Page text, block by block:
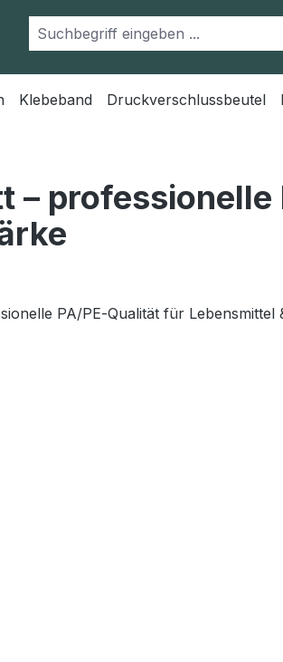
Klebeband Druckverschlussbeutel
–